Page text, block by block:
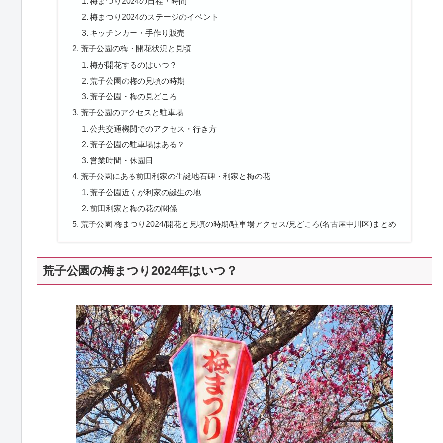
梅まつり2024のステージのイベント
キッチンカー・手作り販売
荒子公園の梅・開花状況と見頃
梅が開花するのはいつ？
荒子公園の梅の見頃の時期
荒子公園・梅の見どころ
荒子公園のアクセスと駐車場
公共交通機関でのアクセス・行き方
荒子公園の駐車場はある？
営業時間・休園日
荒子公園にある前田利家の生誕地石碑・利家と梅の花
荒子公園近くが利家の誕生の地
前田利家と梅の花の関係
荒子公園 梅まつり2024/開花と見頃の時期/駐車場アクセス/見どころ(名古屋中川区)まとめ
荒子公園の梅まつり2024年はいつ？